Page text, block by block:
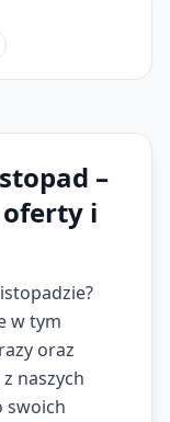
–
i
w tym
oraz
naszych
swoich